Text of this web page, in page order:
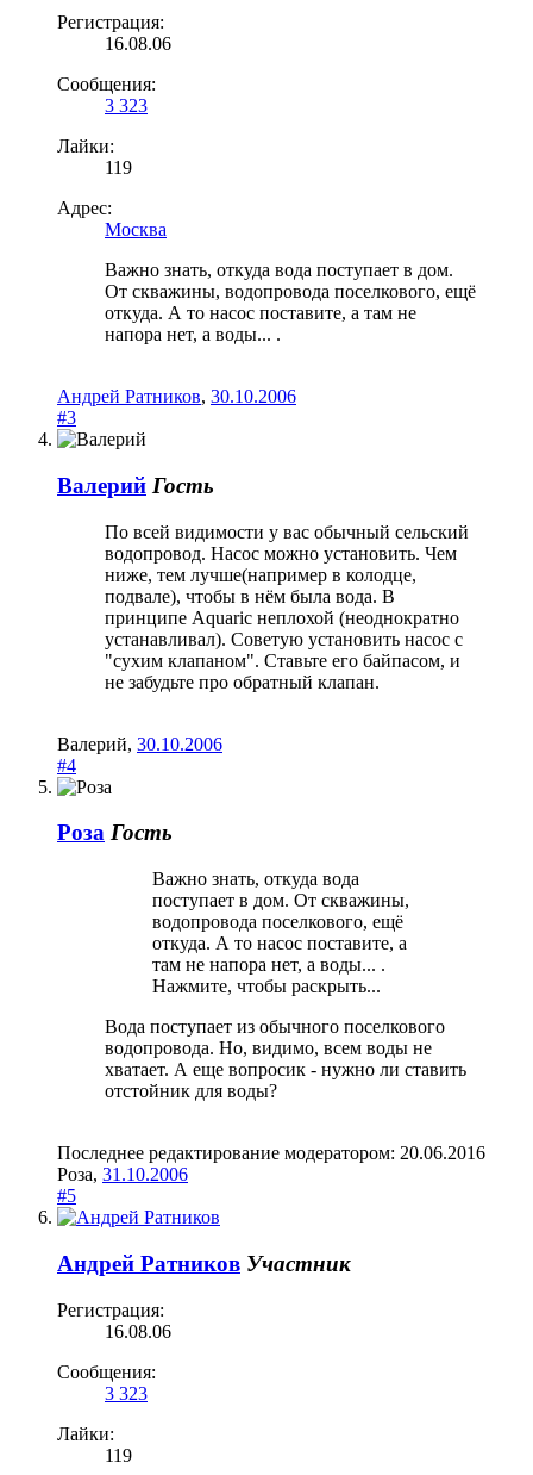
Регистрация:
16.08.06
Сообщения:
3 323
Лайки:
119
Адрес:
Москва
Важно знать, откуда вода поступает в дом.
От скважины, водопровода поселкового, ещё
откуда. А то насос поставите, а там не
напора нет, а воды... .
Андрей Ратников, 30.10.2006
#3
Валерий Гость
По всей видимости у вас обычный сельский
водопровод. Насос можно установить. Чем
ниже, тем лучше(например в колодце,
подвале), чтобы в нём была вода. В
принципе Aquaric неплохой (неоднократно
устанавливал). Советую установить насос с
"сухим клапаном". Ставьте его байпасом, и
не забудьте про обратный клапан.
Валерий, 30.10.2006
#4
Роза Гость
Важно знать, откуда вода
поступает в дом. От скважины,
водопровода поселкового, ещё
откуда. А то насос поставите, а
там не напора нет, а воды... .
Нажмите, чтобы раскрыть...
Вода поступает из обычного поселкового
водопровода. Но, видимо, всем воды не
хватает. А еще вопросик - нужно ли ставить
отстойник для воды?
Последнее редактирование модератором: 20.06.2016
Роза, 31.10.2006
#5
Андрей Ратников Участник
Регистрация:
16.08.06
Сообщения:
3 323
Лайки:
119